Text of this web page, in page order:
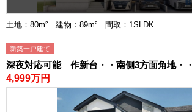
土地：80m² 建物：89m² 間取：1SLDK
新築一戸建て
深夜対応可能 作新台・・南側3方面角地・・
4,999万円